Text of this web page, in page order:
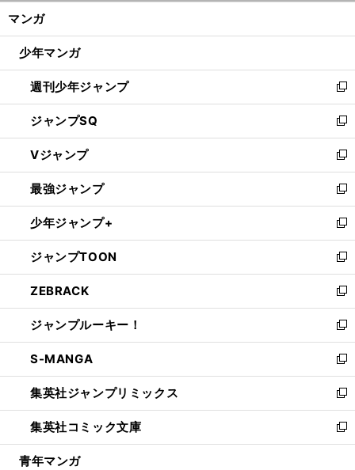
ン
ウ
開
く
マンガ
少年マンガ
週刊少年ジャンプ
新
し
い
ウ
ィ
ン
ド
ウ
で
開
く
ジャンプSQ
新
し
い
ウ
ィ
ン
ド
ウ
で
開
く
Vジャンプ
新
し
い
ウ
ィ
ン
ド
ウ
で
開
く
最強ジャンプ
新
し
い
ウ
ィ
ン
ド
ウ
で
開
く
少年ジャンプ+
新
し
い
ウ
ィ
ン
ド
ウ
で
開
く
ジャンプTOON
新
し
い
ウ
ィ
ン
ド
ウ
で
開
く
ZEBRACK
新
し
い
ウ
ィ
ン
ド
ウ
で
開
ジャンプルーキー！
新
し
い
ウ
ィ
ン
ド
ウ
S-MANGA
新
し
い
ウ
ィ
ン
集英社ジャンプリミックス
新
し
い
ウ
集英社コミック文庫
新
し
青年マンガ